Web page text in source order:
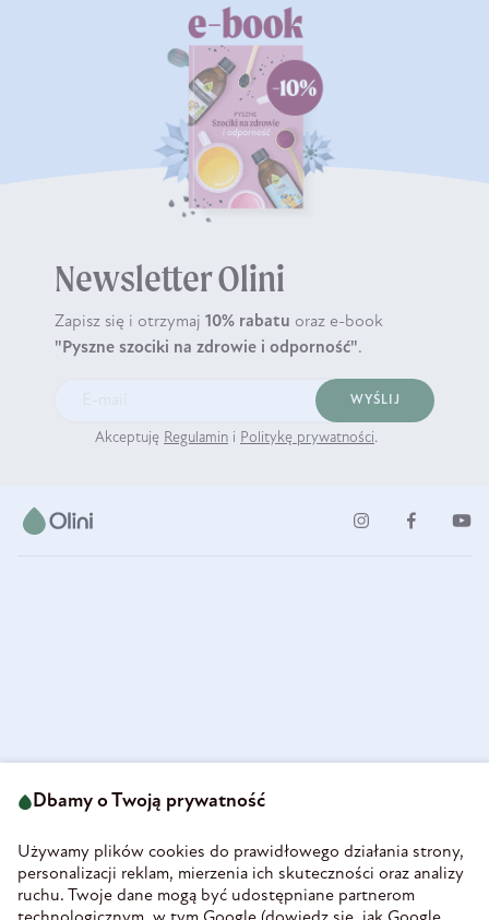
Newsletter Olini
Zapisz się i otrzymaj 10% rabatu oraz e-book
"Pyszne szociki na zdrowie i odporność".
WYŚLIJ
Akceptuję Regulamin i Politykę prywatności.
58-160 Świebodzice
REGON 890213034
INFORMACJE
Dbamy o Twoją prywatność
Używamy plików cookies do prawidłowego działania strony,
personalizacji reklam, mierzenia ich skuteczności oraz analizy
ruchu. Twoje dane mogą być udostępniane partnerom